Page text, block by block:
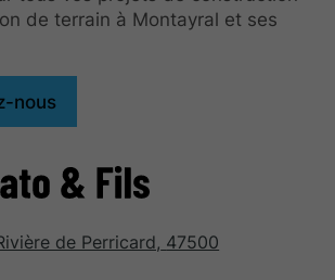
de Perricard, 47500
de terrain à Montayral et ses
nous